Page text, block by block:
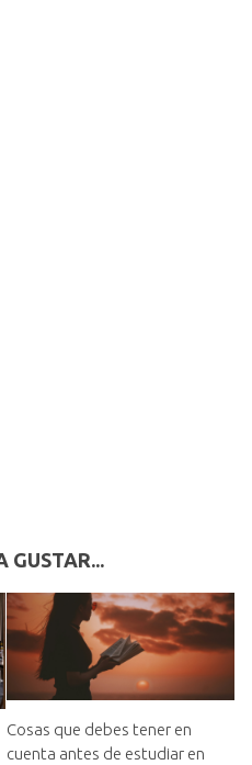
GUSTAR...
Cosas que debes tener en
cuenta antes de estudiar en